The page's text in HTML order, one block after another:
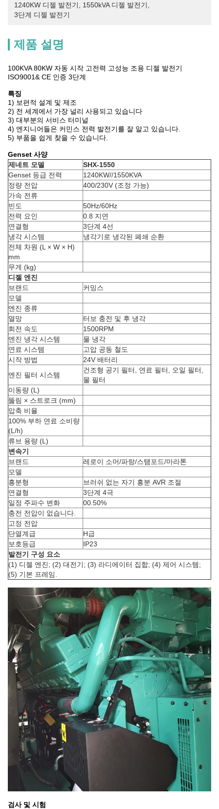
1240KW 디젤 발전기 1550kVA 디젤 발전기
3단계 디젤 발전기
제품 설명
100KVA 80KW 자동 시작 고전력 고성능 조용 디젤 발전기
ISO9001& CE 인증 3단계
특징
1) 보편적 설계 및 제조
2) 전 세계에서 가장 널리 사용되고 있습니다
3) 대부분의 서비스 터미널
4) 엔지니어들은 커민스 전력 발전기를 잘 알고 있습니다.
5) 부품을 쉽게 찾을 수 있습니다.
Genset 사양
제네트 모델
SHX-1550
Genset 등급 전력
1240KW//1550KVA
정량 전압
400/230V (조정 가능)
가속 전류
빈도
50Hz/60Hz
전력 요인
0.8 지연
연결형
3단계 4선
냉각 시스템
냉각기로 냉각된 폐쇄 순환
전체 차원 (L × W × H)
mm
무게 (kg)
디젤 엔진
브랜드
커밍스
모델
엔진 종류
열망
터보 충전 및 후 냉각
회전 속도
1500RPM
엔진 냉각 시스템
물 냉각
연료 시스템
고압 공동 철도
시작 방법
24V 배터리
엔진 필터 시스템
건조형 공기 필터, 연료 필터, 오일 필터,
물 필터
이동량 (L)
뚫림 × 스트로크 (mm)
압축 비율
100% 부하 연료 소비량
(L/h)
류브 용량 (L)
변속기
브랜드
레로이 소머/파랑/스탬포드/마라톤
모델
흥분형
브러쉬 없는 자기 흥분 AVR 조절
연결형
3단계 4극
일정 주파수 변화
00.50%
충전 전압이 없습니다.
고정 전압
단열계급
H급
보호등급
IP23
발전기 구성 요소
(1) 디젤 엔진; (2) 대전기; (3) 라디에이터 집합; (4) 제어 시스템;
(5) 기본 프레임.
검사 및 시험